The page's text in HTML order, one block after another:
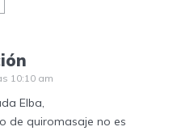
10:10 am
Elba,
de quiromasaje no es